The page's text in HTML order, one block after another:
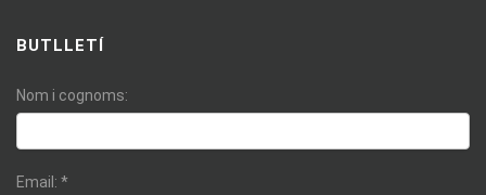
BUTLLETÍ
Nom i cognoms:
Email: *